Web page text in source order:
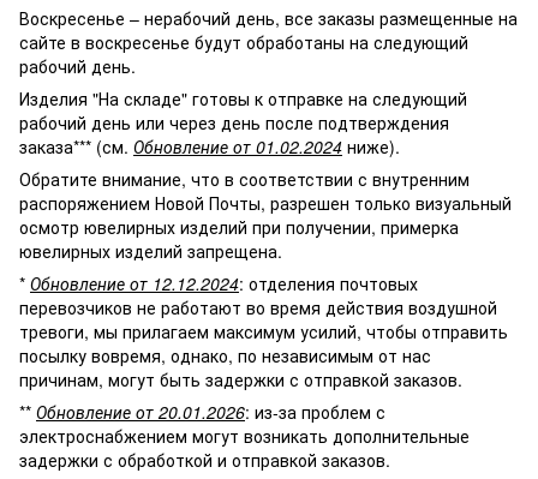
Воскресенье – нерабочий день, все заказы размещенные на
сайте в воскресенье будут обработаны на следующий
рабочий день.
Изделия "На складе" готовы к отправке на следующий
рабочий день или через день после подтверждения
заказа*** (см. Обновление от 01.02.2024 ниже).
Обратите внимание, что в соответствии с внутренним
распоряжением Новой Почты, разрешен только визуальный
осмотр ювелирных изделий при получении, примерка
ювелирных изделий запрещена.
* Обновление от 12.12.2024: отделения почтовых
перевозчиков не работают во время действия воздушной
тревоги, мы прилагаем максимум усилий, чтобы отправить
посылку вовремя, однако, по независимым от нас
причинам, могут быть задержки с отправкой заказов.
** Обновление от 20.01.2026: из-за проблем с
электроснабжением могут возникать дополнительные
задержки с обработкой и отправкой заказов.